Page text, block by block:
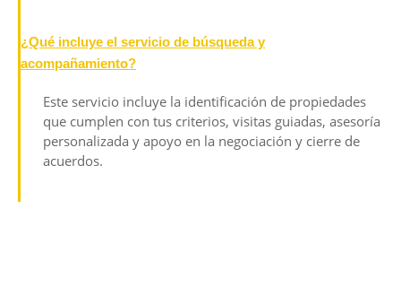
¿Qué incluye el servicio de búsqueda y
acompañamiento?
Este servicio incluye la identificación de propiedades
que cumplen con tus criterios, visitas guiadas, asesoría
personalizada y apoyo en la negociación y cierre de
acuerdos.